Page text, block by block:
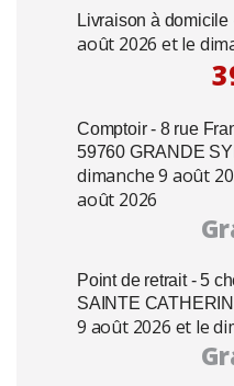
Livraison à domicile
août 2026 et le
Comptoir - 8 rue
59760 GRANDE
dimanche 9 août
août 2026
Point de retrait - 5
SAINTE
9 août 2026 et le